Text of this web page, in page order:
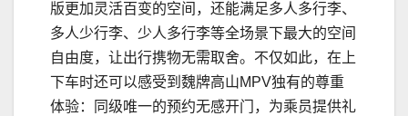
版更加灵活百变的空间，还能满足多人多行李、
多人少行李、少人多行李等全场景下最大的空间
自由度，让出行携物无需取舍。不仅如此，在上
下车时还可以感受到魏牌高山MPV独有的尊重
体验：同级唯一的预约无感开门，为乘员提供礼